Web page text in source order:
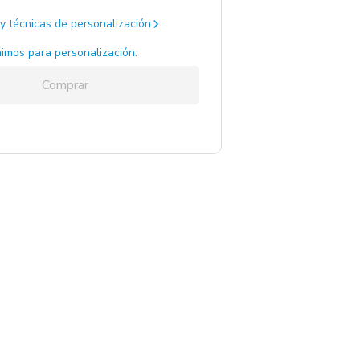
/ . 665 un.
técnicas de personalización
para personalización.
Comprar